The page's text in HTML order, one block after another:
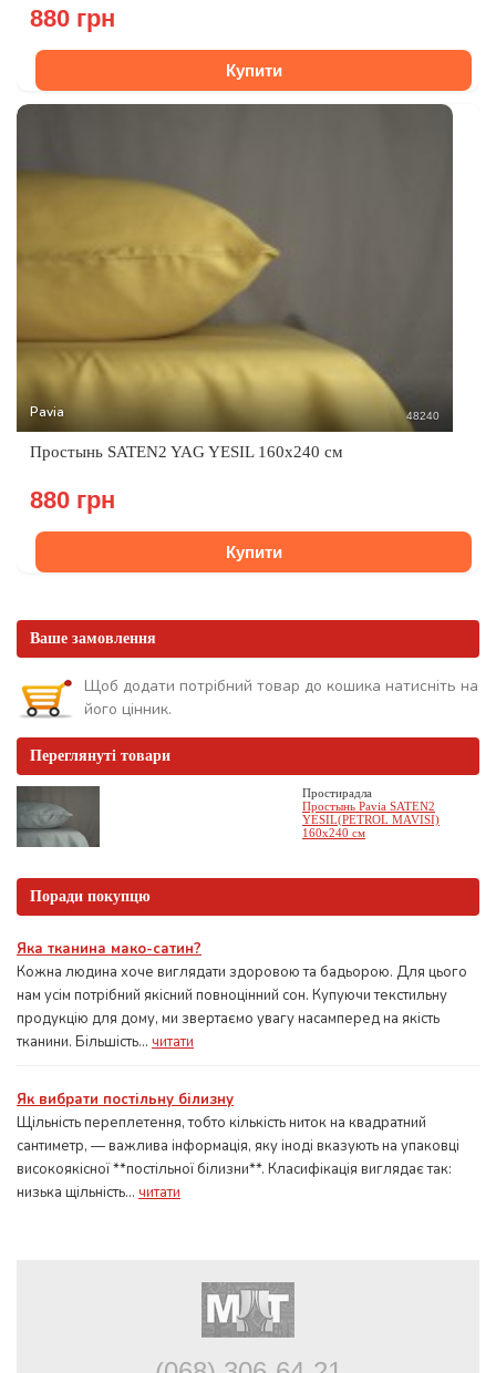
880 грн
Купити
Pavia 48240
Простынь SATEN2 YAG YESIL 160x240 см
880 грн
Купити
Ваше замовлення
Щоб додати потрібний товар до кошика натисніть на
його цінник.
Переглянуті товари
Простирадла
Простынь Pavia SATEN2
YESIL(PETROL MAVISI)
160x240 см
Поради покупцю
Яка тканина мако-сатин?
Кожна людина хоче виглядати здоровою та бадьорою. Для цього
нам усім потрібний якісний повноцінний сон. Купуючи текстильну
продукцію для дому, ми звертаємо увагу насамперед на якість
тканини. Більшість... читати
Як вибрати постільну білизну
Щільність переплетення, тобто кількість ниток на квадратний
сантиметр, — важлива інформація, яку іноді вказують на упаковці
високоякісної **постільної білизни**. Класифікація виглядає так:
низька щільність... читати